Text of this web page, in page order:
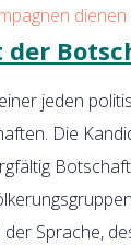
der
jeden
Die
der Sprache,